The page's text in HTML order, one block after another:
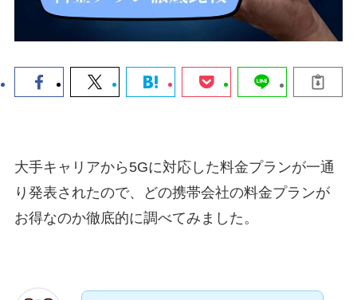
大手キャリアから5Gに対応した料金プランが一通
り発表されたので、どの携帯会社の料金プランが
お得なのか徹底的に調べてみました。